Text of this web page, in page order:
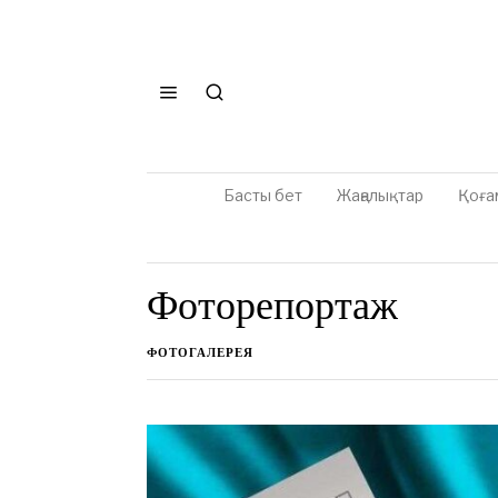
Басты бет Жаңалықтар
Фоторепортаж
ФОТОГАЛЕРЕЯ